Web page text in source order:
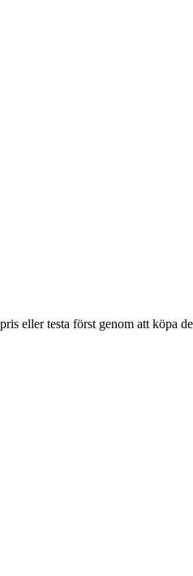
eller testa först genom att köpa